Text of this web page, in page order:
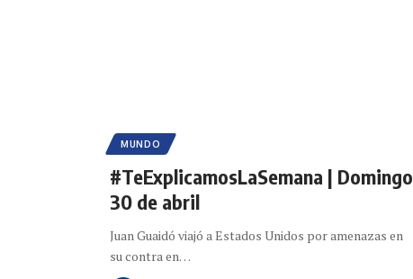
MUNDO
#TeExplicamosLaSemana | Domingo
30 de abril
Juan Guaidó viajó a Estados Unidos por amenazas en
su contra en…